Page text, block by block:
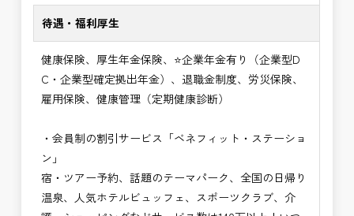
待遇・福利厚生
健康保険、厚生年金保険、⭐企業年金有り（企業型D
C・企業型確定拠出年金）、退職金制度、労災保険、
雇用保険、健康管理（定期健康診断）
・会員制の割引サービス「ベネフィット・ステーショ
ン」
宿・ツアー予約、話題のテーマパーク、全国の日帰り
温泉、人気ホテルビュッフェ、スポーツクラブ、介